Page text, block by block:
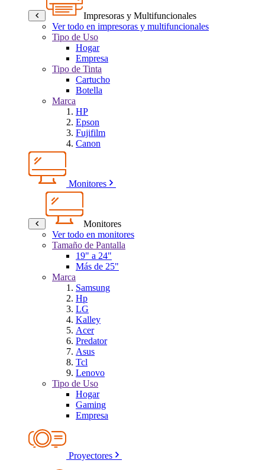
Impresoras y Multifuncionales
Ver todo en impresoras y multifuncionales
Tipo de Uso
Hogar
Empresa
Tipo de Tinta
Cartucho
Botella
Marca
HP
Epson
Fujifilm
Canon
Monitores
Monitores
Ver todo en monitores
Tamaño de Pantalla
19" a 24"
Más de 25"
Marca
Samsung
Hp
LG
Kalley
Acer
Predator
Asus
Tcl
Lenovo
Tipo de Uso
Hogar
Gaming
Empresa
Proyectores